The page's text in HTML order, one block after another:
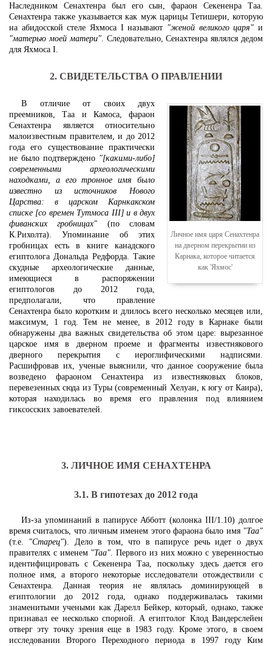
Наследником Сенахтенра был его сын, фараон Секененра Таа.
Сенахтенра также указывается как муж царицы Тетишери, которую
на абидосской стеле Яхмоса I называют "женой великого царя" и
"матерью моей матери". Следовательно, Сенахтенра являлся дедом
для Яхмоса I.
2. СВИДЕТЕЛЬСТВА О ПРАВЛЕНИИ
Личное имя царя Сенахтенра
на дверном перекрытии из
Карнака, которое читается
как 'Яхмос'
В отличие от своих двух
преемников, Таа и Камоса, фараон
Сенахтенра является относительно
малоизвестным правителем, и до 2012
года его существование практически
не было подтверждено "[какими-либо]
современными археологическими
находками, а его тронное имя было
известно из источников Нового
Царства: в царском Карнкакском
списке [со времен Тутмоса III] и в двух
фиванских гробницах" (по словам
К.Рихолта). Упоминание об этих
гробницах есть в книге канадского
египтолога Дональда Редфорда. Такие
скудные археологические данные,
имеющиеся в распоряжении
египтологов до 2012 года,
предполагали, что правление
Сенахтенра было коротким и длилось всего несколько месяцев или,
максимум, 1 год. Тем не менее, в 2012 году в Карнаке были
обнаружены два важных свидетельства об этом царе: вырезанное
царское имя в дверном проеме и фрагменты известнякового
дверного перекрытия с иероглифическими надписями.
Расшифровав их, ученые выяснили, что данное сооружение была
возведено фараоном Сенахтенра из известняковых блоков,
перевезенных сюда из Туры (современный Хелуан, к югу от Каира),
которая находилась во время его правления под влиянием
гиксосских завоевателей.
3. ЛИЧНОЕ ИМЯ СЕНАХТЕНРА
3.1. В гипотезах до 2012 года
Из-за упоминаний в папирусе Абботт (колонка III/1.10) долгое
время считалось, что личным именем этого фараона было имя "Таа"
(т.е. "Старец"). Дело в том, что в папирусе речь идет о двух
правителях с именем"Таа". Первого из них можно с уверенностью
идентифицировать с Секененра Таа, поскольку здесь дается его
полное имя, а второго некоторые исследователи отождествили с
Сенахтенра. Данная теория не являлась доминирующей в
египтологии до 2012 года, однако поддерживалась такими
знаменитыми учеными как Дарелл Бейкер, который, однако, также
признавал ее несколько спорной. А египтолог Клод Вандерслейен
отверг эту точку зрения еще в 1983 году. Кроме этого, в своем
исследовании Второго Переходного периода в 1997 году Ким